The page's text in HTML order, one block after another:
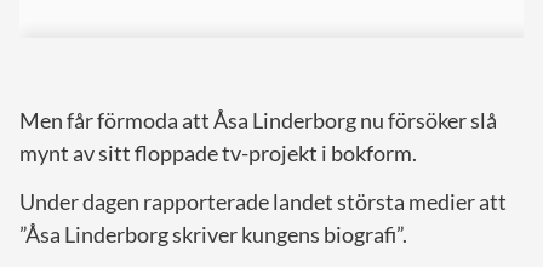
Men får förmoda att Åsa Linderborg nu försöker slå
mynt av sitt floppade tv-projekt i bokform.
Under dagen rapporterade landet största medier att
”Åsa Linderborg skriver kungens biografi”.